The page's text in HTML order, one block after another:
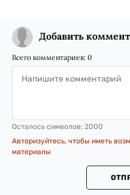
Добавить
Всего комментариев: 0
Осталось символов: 2000
Авторизуйтесь, чтобы иметь
материалы